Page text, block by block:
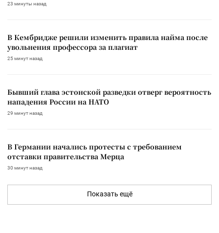
23 минуты назад
В Кембридже решили изменить правила найма после
увольнения профессора за плагиат
25 минут назад
Бывший глава эстонской разведки отверг вероятность
нападения России на НАТО
29 минут назад
В Германии начались протесты с требованием
отставки правительства Мерца
30 минут назад
Показать ещё